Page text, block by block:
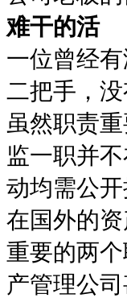
难干的活
一位曾经
二把手，
虽然职责
监一职并
动均需公
在国外的
重要的两
产管理公